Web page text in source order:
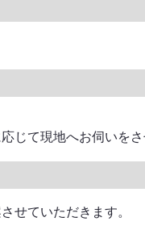
じて現地へお伺いをさ
せていただきます。